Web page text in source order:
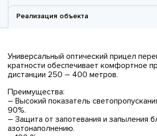
Реализация объекта
Универсальный оптический прицел
кратности обеспечивает комфортное
дистанции 250 – 400 метров.
Преимущества:
– Высокий показатель
90%.
– Защита от запотевания и запыления
азотонаполнению.